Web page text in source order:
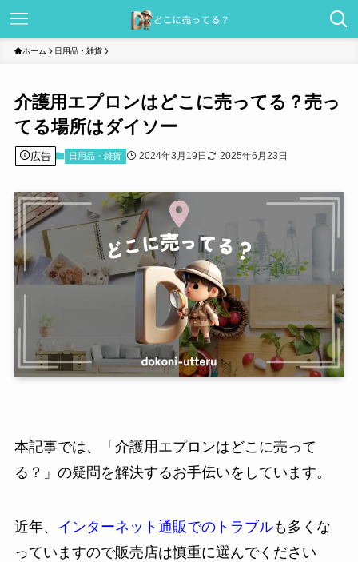
ホーム 日用品・雑貨
介護用エプロンはどこに売ってる？売っ
てる場所はダイソー
広告 日用品・雑貨 2024年3月19日 2025年6月23日
本記事では、「介護用エプロンはどこに売って
る？」の疑問を解決するお手伝いをしています。
近年、 インターネット通販でのトラブルも多くな
っていますので販売店は慎重に選んでください